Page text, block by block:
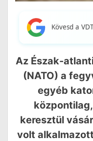
Kövesd a
Az Észak-
(NATO) a
egyéb
keresztül
volt